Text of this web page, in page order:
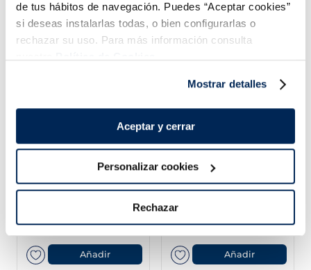
de tus hábitos de navegación. Puedes “Aceptar cookies”
si deseas instalarlas todas, o bien configurarlas o
rechazar su uso. Para más información consulta
Mostrar detalles
Aceptar y cerrar
Personalizar cookies
Rechazar
Combina-ho i fes un menú de 10!
2,79 € Bossa 450g
Añadir
extrafina Premium
3,99 €
Bossa 1 kg
Añadir